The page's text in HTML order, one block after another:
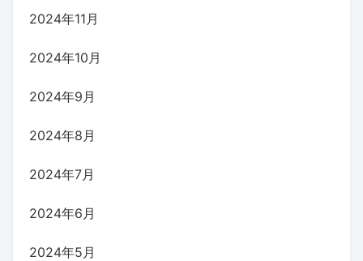
2024年11月
2024年10月
2024年9月
2024年8月
2024年7月
2024年6月
2024年5月